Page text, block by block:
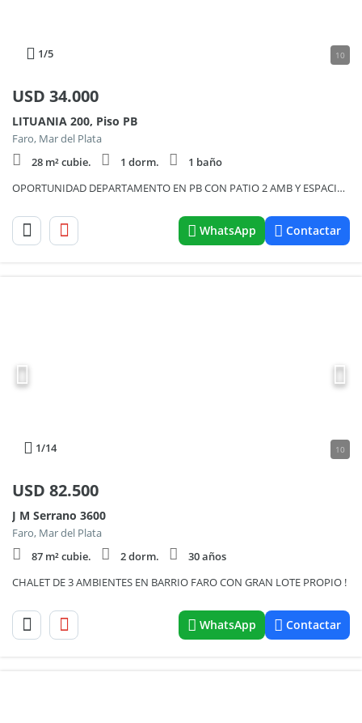
1/5 10
USD 34.000
LITUANIA 200, Piso PB
Faro, Mar del Plata
28 m² cubie.
1 dorm.
1 baño
OPORTUNIDAD DEPARTAMENTO EN PB CON PATIO 2 AMB Y ESPACIO COCHERA "A 1 CUADRA DEL MAR" HELENA BEACH SIN EXPENSAS
WhatsApp Contactar
1/14 10
USD 82.500
J M Serrano 3600
Faro, Mar del Plata
87 m² cubie.
2 dorm.
30 años
CHALET DE 3 AMBIENTES EN BARRIO FARO CON GRAN LOTE PROPIO !
WhatsApp Contactar